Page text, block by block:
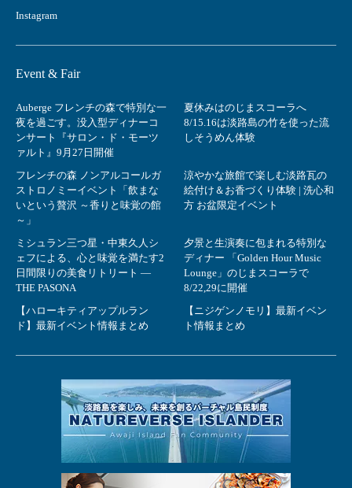
Instagram
Event & Fair
Auberge フレンチの森で特別な一
夜を過ごす。没入型ディナーコ
ンサート『サロン・ド・モーツ
ァルト』9月27日開催
夏休みはのじまスコーラへ
8/15.16は淡路島の竹を使った流
しそうめん体験
フレンチの森 ノンアルコールガ
ストロノミーイベント「飲まな
いという贅沢 ～香りと味覚の館
～」
涼やかな旅館で楽しむ淡路瓦の
絵付け＆お香づくり体験 | 洗心和
方 お盆限定イベント
ミシュラン三つ星・中東久人シ
ェフによる、心と味覚を満たす2
日間限りの美食リトリート ―
THE PASONA
夕景と生演奏に包まれる特別な
ディナー 「Golden Hour Music
Lounge」のじまスコーラで
8/22,29に開催
【ハローキティアップルラン
ド】最新イベント情報まとめ
【ニジゲンノモリ】最新イベン
ト情報まとめ